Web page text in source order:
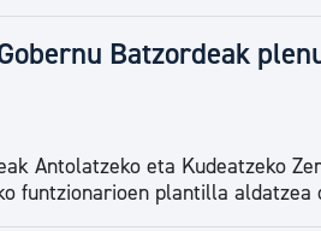
Batzordeak
Antolatzeko eta Kudeatzeko
funtzionarioen plantilla aldatzea